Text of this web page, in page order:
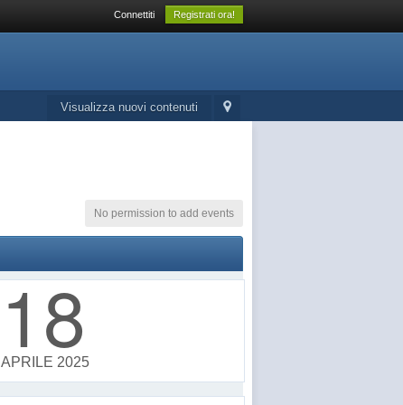
Connettiti Registrati ora!
Visualizza nuovi contenuti
No permission to add events
18
APRILE 2025